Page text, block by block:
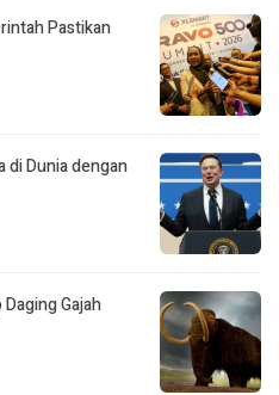
Pastikan
di Dunia dengan
Gajah